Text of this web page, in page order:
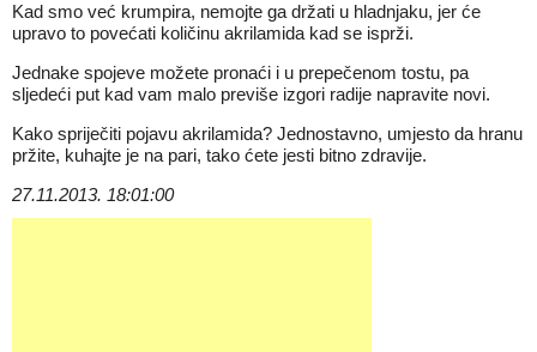
Kad smo već krumpira, nemojte ga držati u hladnjaku, jer će
upravo to povećati količinu akrilamida kad se isprži.
Jednake spojeve možete pronaći i u prepečenom tostu, pa
sljedeći put kad vam malo previše izgori radije napravite novi.
Kako spriječiti pojavu akrilamida? Jednostavno, umjesto da hranu
pržite, kuhajte je na pari, tako ćete jesti bitno zdravije.
27.11.2013. 18:01:00